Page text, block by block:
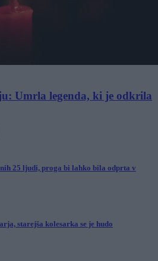
Umrla legenda, ki je odkrila
25 ljudi, proga bi lahko bila odprta v
starejša kolesarka se je hudo